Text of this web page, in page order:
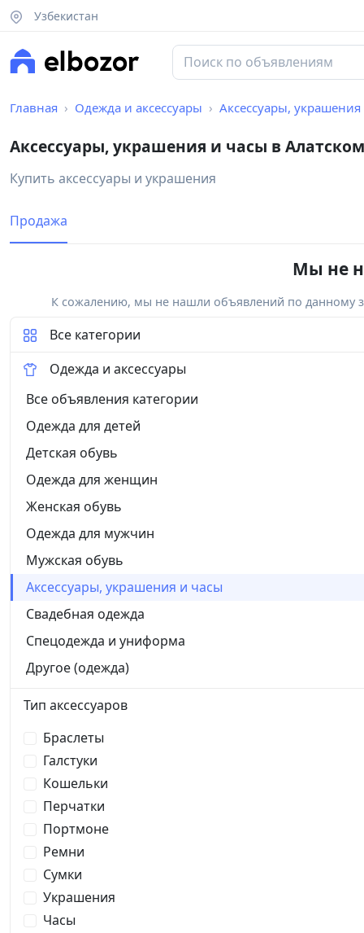
Узбекистан
Главная Одежда и аксессуары Аксессуары,
Аксессуары, украшения и часы в
Купить аксессуары и украшения
Продажа
Мы не
К сожалению, мы не нашли объявлений по данному
Все категории
Одежда и аксессуары
Все объявления категории
Одежда для детей
Детская обувь
Одежда для женщин
Женская обувь
Одежда для мужчин
Мужская обувь
Аксессуары, украшения и часы
Свадебная одежда
Спецодежда и униформа
Другое (одежда)
Тип аксессуаров
Браслеты
Галстуки
Кошельки
Перчатки
Портмоне
Ремни
Сумки
Украшения
Часы